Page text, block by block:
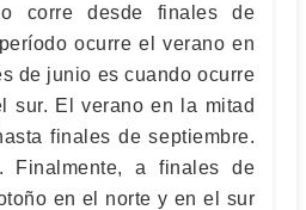
corre desde finales de
ocurre el verano en
de junio es cuando ocurre
sur. El verano en la mitad
finales de septiembre.
Finalmente, a finales de
en el norte y en el sur